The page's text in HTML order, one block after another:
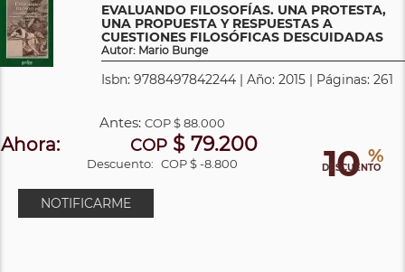
EVALUANDO FILOSOFÍAS. UNA PROTESTA,
UNA PROPUESTA Y RESPUESTAS A
CUESTIONES FILOSÓFICAS DESCUIDADAS
Autor: Mario Bunge
Isbn: 9788497842244 | Año: 2015 | Páginas: 261
10 %
DESCUENTO
Antes: COP$ 88.000
Ahora: COP$ 79.200
Descuento: COP $ -8.800
NOTIFICARME